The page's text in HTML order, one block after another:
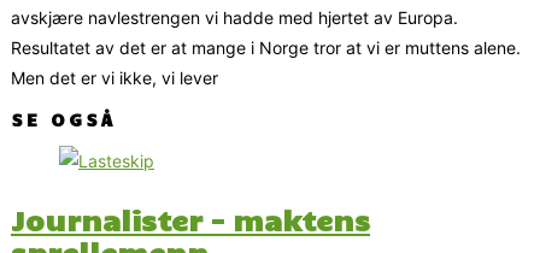
avskjære navlestrengen vi hadde med hjertet av Europa.
Resultatet av det er at mange i Norge tror at vi er muttens alene.
Men det er vi ikke, vi lever
SE OGSÅ
Journalister – maktens